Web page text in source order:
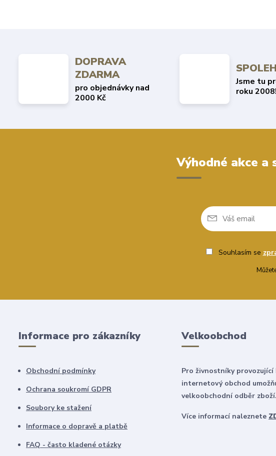
DOPRAVA
ZDARMA
pro objednávky nad
2000 Kč
Jsme tu
roku 2008!
Výhodné akce a
Souhlasím se
Informace pro zákazníky
Obchodní podmínky
Ochrana soukromí GDPR
Soubory ke stažení
Informace o dopravě a platbě
FAQ - často kladené otázky
Velkoobchod
Pro živnostníky provozující
internetový obchod
velkoobchodní odběr zboží.
Více informací naleznete